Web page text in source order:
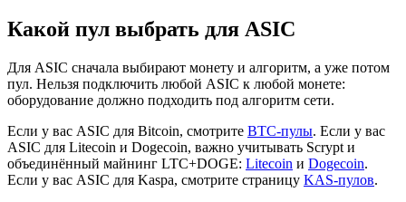
Какой пул выбрать для ASIC
Для ASIC сначала выбирают монету и алгоритм, а уже потом
пул. Нельзя подключить любой ASIC к любой монете:
оборудование должно подходить под алгоритм сети.
Если у вас ASIC для Bitcoin, смотрите BTC-пулы. Если у вас
ASIC для Litecoin и Dogecoin, важно учитывать Scrypt и
объединённый майнинг LTC+DOGE: Litecoin и Dogecoin.
Если у вас ASIC для Kaspa, смотрите страницу KAS-пулов.